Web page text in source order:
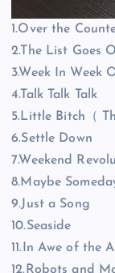
1.Over the
2.The List Goes
3.Week In Week
4.Talk Talk Talk
5.Little Bitch（
6.Settle Down
7.Weekend
8.Maybe
9.Just a Song
10.Seaside
11.In Awe of the
12.Robots and